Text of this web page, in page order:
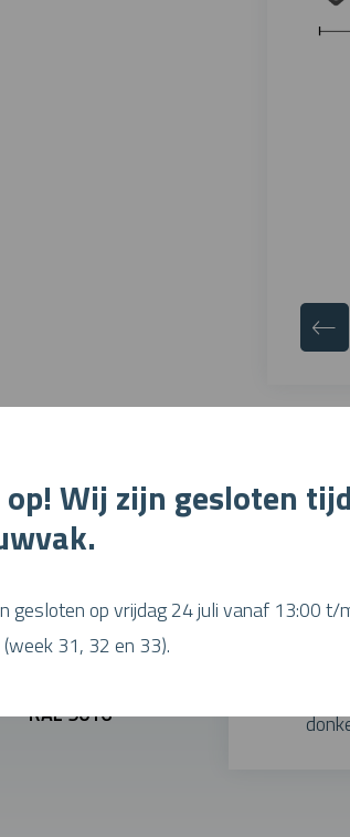
RAL 9016
op! Wij zijn gesloten
gesloten op vrijdag 24 juli vanaf 13:00 t/
31, 32 en 33).